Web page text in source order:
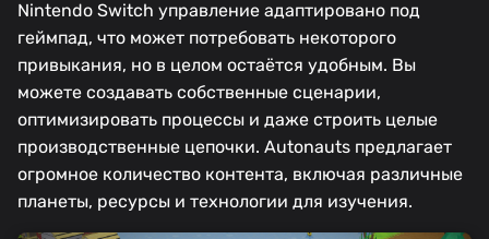
Nintendo Switch управление адаптировано под
геймпад, что может потребовать некоторого
привыкания, но в целом остаётся удобным. Вы
можете создавать собственные сценарии,
оптимизировать процессы и даже строить целые
производственные цепочки. Autonauts предлагает
огромное количество контента, включая различные
планеты, ресурсы и технологии для изучения.